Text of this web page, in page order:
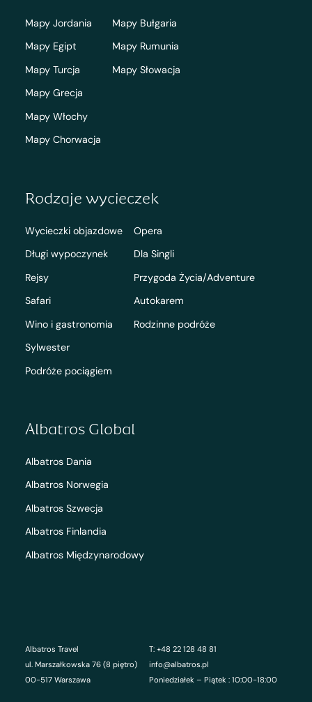
Mapy Jordania
Mapy Egipt
Mapy Turcja
Mapy Grecja
Mapy Włochy
Mapy Chorwacja
Mapy Bułgaria
Mapy Rumunia
Mapy Słowacja
Albatros Travel
ul. Marszałkowska 76 (8 piętro)
00-517 Warszawa
T: +48 22 128 48 81
info@albatros.pl
Poniedziałek – Piątek : 10:00-18:00
Rodzaje wycieczek
Wycieczki objazdowe
Długi wypoczynek
Rejsy
Safari
Wino i gastronomia
Sylwester
Podróże pociągiem
Opera
Dla Singli
Przygoda Życia/Adventure
Autokarem
Rodzinne podróże
Albatros Global
Albatros Dania
Albatros Norwegia
Albatros Szwecja
Albatros Finlandia
Albatros Międzynarodowy